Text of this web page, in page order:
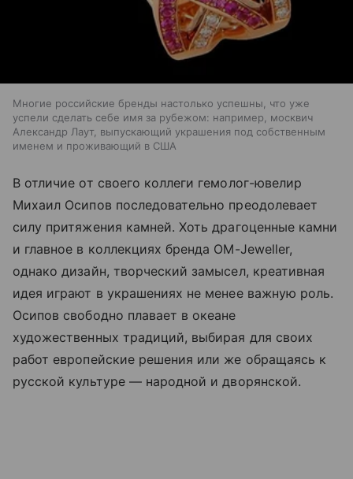
Многие российские бренды настолько успешны, что уже
успели сделать себе имя за рубежом: например, москвич
Александр Лаут, выпускающий украшения под собственным
именем и проживающий в США
В отличие от своего коллеги гемолог-ювелир
Михаил Осипов последовательно преодолевает
силу притяжения камней. Хоть драгоценные камни
и главное в коллекциях бренда OM-Jeweller,
однако дизайн, творческий замысел, креативная
идея играют в украшениях не менее важную роль.
Осипов свободно плавает в океане
художественных традиций, выбирая для своих
работ европейские решения или же обращаясь к
русской культуре — народной и дворянской.